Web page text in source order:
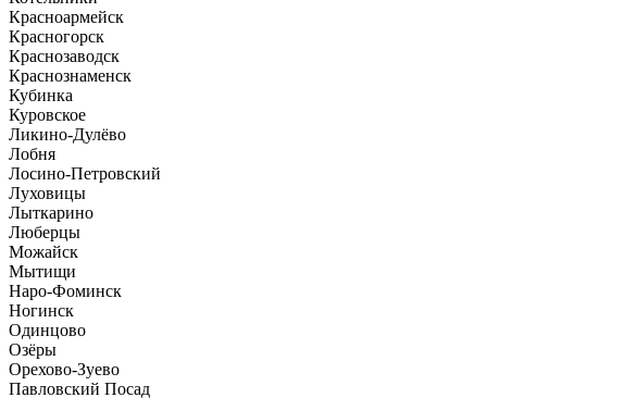
Красноармейск
Красногорск
Краснозаводск
Краснознаменск
Кубинка
Куровское
Ликино-Дулёво
Лобня
Лосино-Петровский
Луховицы
Лыткарино
Люберцы
Можайск
Мытищи
Наро-Фоминск
Ногинск
Одинцово
Озёры
Орехово-Зуево
Павловский Посад